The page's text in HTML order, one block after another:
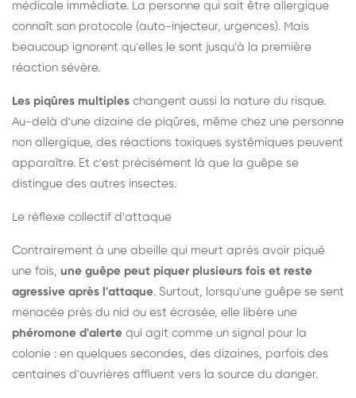
médicale immédiate. La personne qui sait être allergique
connaît son protocole (auto-injecteur, urgences). Mais
beaucoup ignorent qu'elles le sont jusqu'à la première
réaction sévère.
Les piqûres multiples changent aussi la nature du risque.
Au-delà d'une dizaine de piqûres, même chez une personne
non allergique, des réactions toxiques systémiques peuvent
apparaître. Et c'est précisément là que la guêpe se
distingue des autres insectes.
Le réflexe collectif d'attaque
Contrairement à une abeille qui meurt après avoir piqué
une fois, une guêpe peut piquer plusieurs fois et reste
agressive après l'attaque. Surtout, lorsqu'une guêpe se sent
menacée près du nid ou est écrasée, elle libère une
phéromone d'alerte qui agit comme un signal pour la
colonie : en quelques secondes, des dizaines, parfois des
centaines d'ouvrières affluent vers la source du danger.